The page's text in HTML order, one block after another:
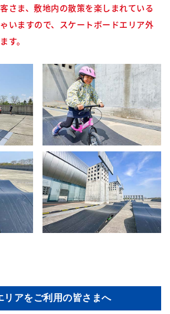
さま、敷地内の散策を楽しまれている
いますので、
スケートボードエリア外
す。
リアをご利用の皆さまへ